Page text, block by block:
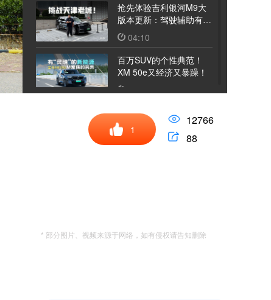
抢先体验吉利银河M9大
版本更新：驾驶辅助有
如“穿针引线”？
04:10
百万SUV的个性典范！
XM 50e又经济又暴躁！
不与妖艳争春色，试驾全
新雷克萨斯ES
12:05
台，问界M6凭啥卖的这
么好！
1
12766
88
* 部分图片、视频来源于网络，如有侵权请告知删除